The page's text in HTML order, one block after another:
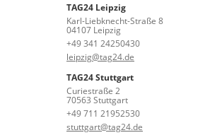
TAG24 Leipzig
Karl-Liebknecht-Straße 8
04107 Leipzig
+49 341 24250430
leipzig@tag24.de
TAG24 Stuttgart
Curiestraße 2
70563 Stuttgart
+49 711 21952530
stuttgart@tag24.de